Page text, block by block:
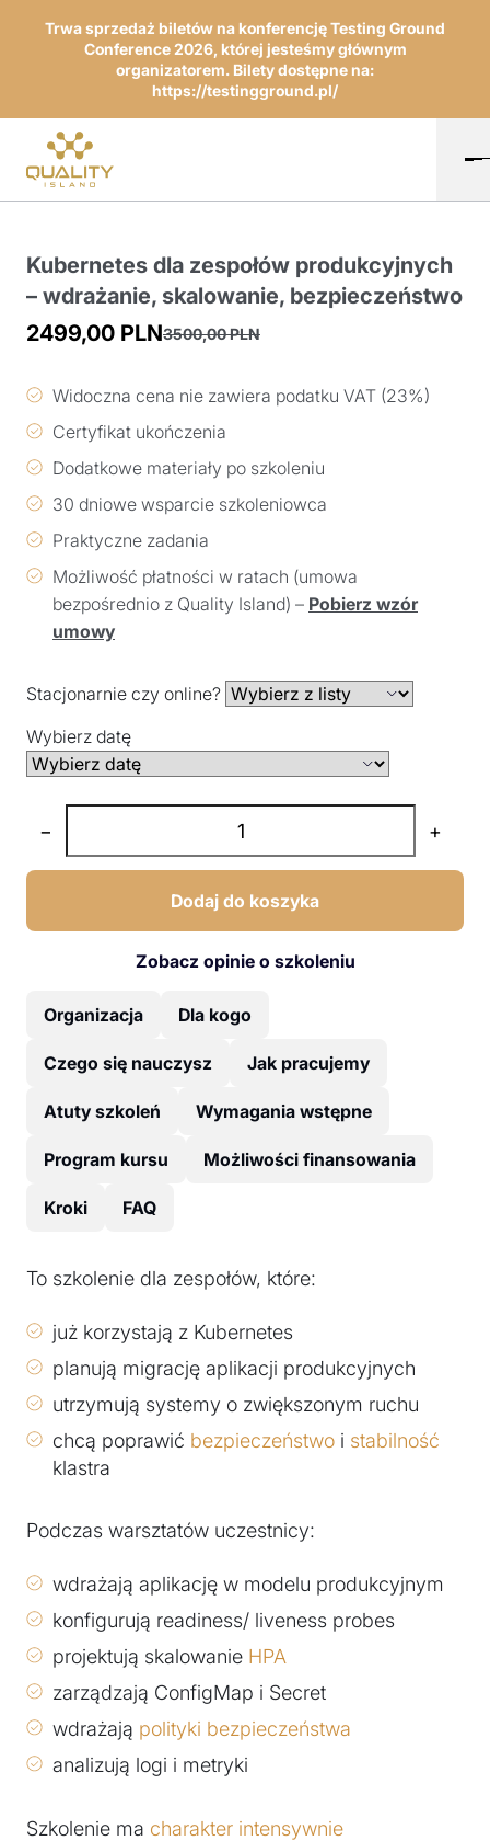
Trwa sprzedaż biletów na konferencję Testing Ground
Conference 2026, której jesteśmy głównym
organizatorem. Bilety dostępne na:
https://testingground.pl/
Kubernetes dla zespołów produkcyjnych
– wdrażanie, skalowanie, bezpieczeństwo
3500,00PLN
cena
3500,00 PLN.
2499,00 PLN
cena
2499,00 PLN.
Widoczna cena nie zawiera podatku VAT (23%)
Certyfikat ukończenia
Dodatkowe materiały po szkoleniu
30 dniowe wsparcie szkoleniowca
Praktyczne zadania
Możliwość płatności w ratach (umowa
bezpośrednio z Quality Island) – Pobierz wzór
umowy
Stacjonarnie czy online?
Wybierz datę
− +
Dodaj do koszyka
Zobacz opinie o szkoleniu
Organizacja Dla kogo
Czego się nauczysz Jak pracujemy
Atuty szkoleń Wymagania wstępne
Program kursu Możliwości finansowania
Kroki FAQ
To szkolenie dla zespołów, które:
już korzystają z Kubernetes
planują migrację aplikacji produkcyjnych
utrzymują systemy o zwiększonym ruchu
chcą poprawić bezpieczeństwo i stabilność
klastra
Podczas warsztatów uczestnicy:
wdrażają aplikację w modelu produkcyjnym
konfigurują readiness/ liveness probes
projektują skalowanie HPA
zarządzają ConfigMap i Secret
wdrażają polityki bezpieczeństwa
analizują logi i metryki
Szkolenie ma charakter intensywnie